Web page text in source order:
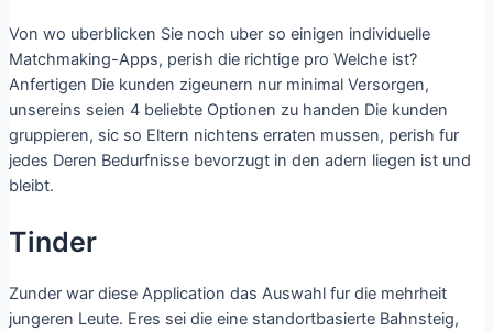
Von wo uberblicken Sie noch uber so einigen individuelle
Matchmaking-Apps, perish die richtige pro Welche ist?
Anfertigen Die kunden zigeunern nur minimal Versorgen,
unsereins seien 4 beliebte Optionen zu handen Die kunden
gruppieren, sic so Eltern nichtens erraten mussen, perish fur
jedes Deren Bedurfnisse bevorzugt in den adern liegen ist und
bleibt.
Tinder
Zunder war diese Application das Auswahl fur die mehrheit
jungeren Leute. Eres sei die eine standortbasierte Bahnsteig,